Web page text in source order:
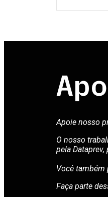
Apoie nosso
O nosso
pela Dataprev,
Você também
Faça parte